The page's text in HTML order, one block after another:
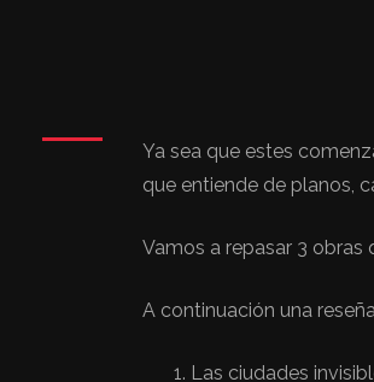
Ya sea que estes
que entiende de planos,
Vamos a repasar 3 obras
A continuación una
Las ciudades